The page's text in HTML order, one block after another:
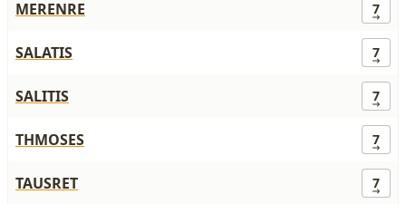
MERENRE 7
SALATIS 7
SALITIS 7
THMOSES 7
TAUSRET 7